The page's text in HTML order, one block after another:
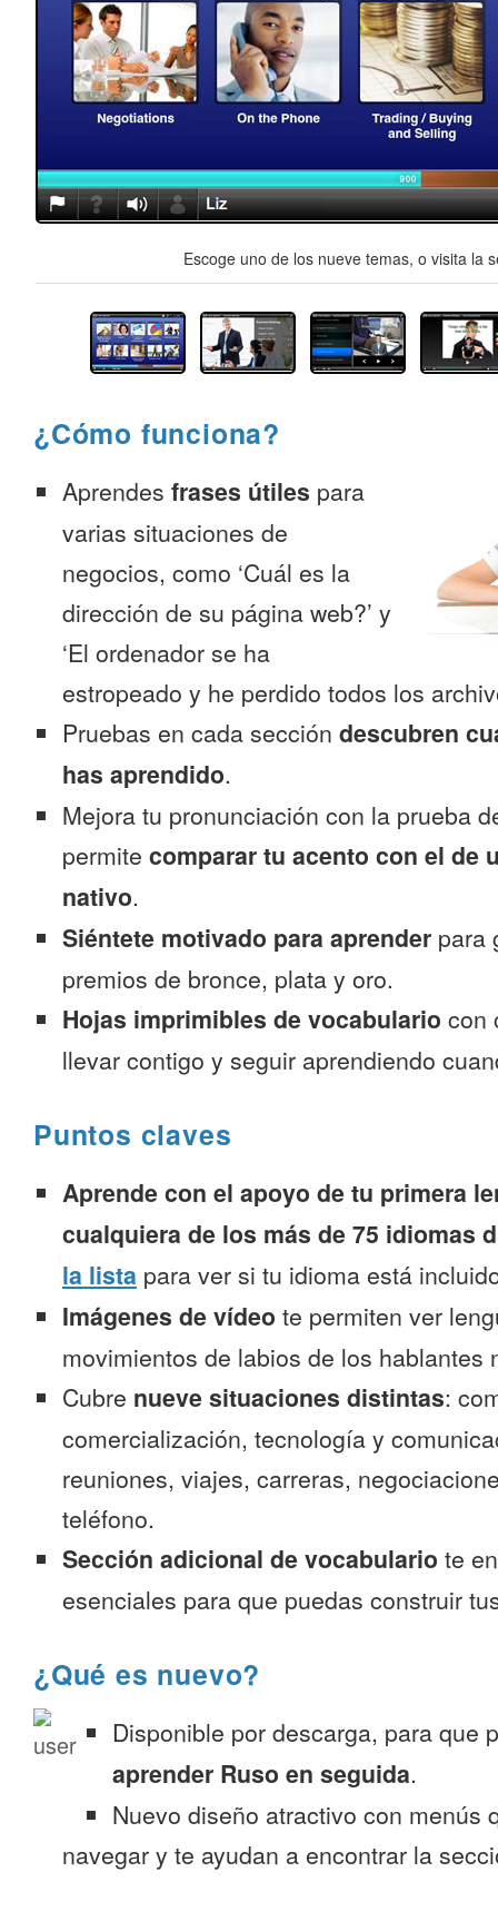
Escoge uno de los nueve temas, o visita la
¿Cómo funciona?
Aprendes frases útiles para
varias situaciones de
negocios, como ‘Cuál es la
dirección de su página web?’ y
‘El ordenador se ha
estropeado y he perdido todos los
Pruebas en cada sección descubren
has aprendido.
Mejora tu pronunciación con la prueba
permite comparar tu acento con el de
nativo.
Siéntete motivado para aprender para
premios de bronce, plata y oro.
Hojas imprimibles de vocabulario con
llevar contigo y seguir aprendiendo
Puntos claves
Aprende con el apoyo de tu primera
cualquiera de los más de 75 idiomas
la lista para ver si tu idioma está
Imágenes de vídeo te permiten ver
movimientos de labios de los hablantes
Cubre nueve situaciones distintas:
comercialización, tecnología y
reuniones, viajes, carreras,
teléfono.
Sección adicional de vocabulario te
esenciales para que puedas construir
¿Qué es nuevo?
Disponible por descarga, para que
aprender Ruso en seguida.
Nuevo diseño atractivo con menús
navegar y te ayudan a encontrar la